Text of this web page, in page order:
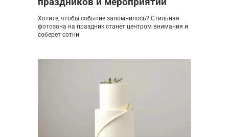
Хотите, чтобы событие запомнилось? Стильная
фотозона на праздник станет центром внимания и
соберет сотни